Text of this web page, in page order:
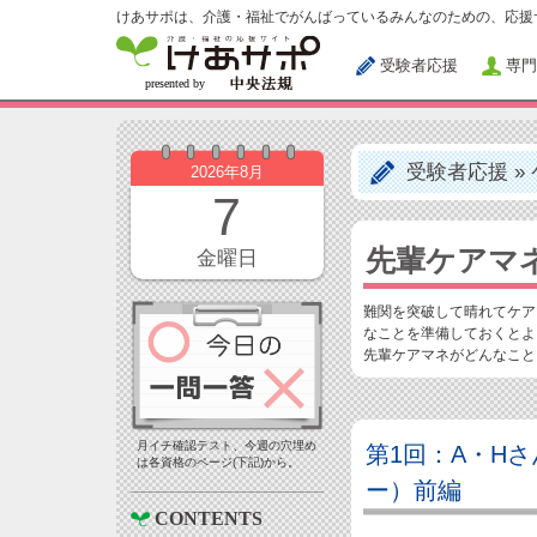
けあサポは、介護・福祉でがんばっているみんなのための、応
受験者応援 専
2026年8月
7
金曜日
月イチ確認テスト、今週の穴埋め
は各資格のページ(下記)から。
CONTENTS
受験者応援»
先輩ケアマ
難関を突破して晴れてケ
なことを準備しておくと
先輩ケアマネがどんなこ
第1回：A・H
ー）前編